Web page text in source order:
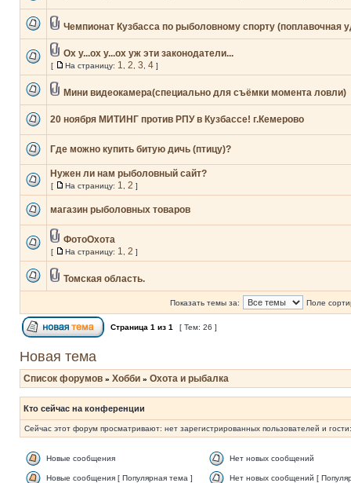
Чемпионат Кузбасса по рыболовному спорту (поплавочная
Ох у...ох у...ох уж эти законодатели...
[ На страницу: 1 2 3 4 ]
Мини видеокамера(специально для съёмки момента ловли)
20 ноября МИТИНГ против РПУ в Кузбассе! г.Кемерово
Где можно купить битую дичь (птицу)?
Нужен ли нам рыболовный сайт?
[ На страницу: 1 2 ]
магазин рыболовных товаров
ФотоОхота
[ На страницу: 1 2 ]
Томская область.
Показать темы за: Поле
Страница 1 из 1 [ Тем: 26 ]
Новая тема
Список форумов » Хобби » Охота и рыбалка
Кто сейчас на конференции
Сейчас этот форум просматривают: нет зарегистрированных пользователей и
Новые сообщения Нет новых сообщений
Новые сообщения [ Популярная тема ] Нет новых сообщений [